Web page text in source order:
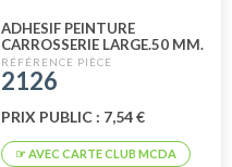
ADHESIF PEINTURE
CARROSSERIE LARGE.50 MM.
2126
PRIX PUBLIC : 7,54 €